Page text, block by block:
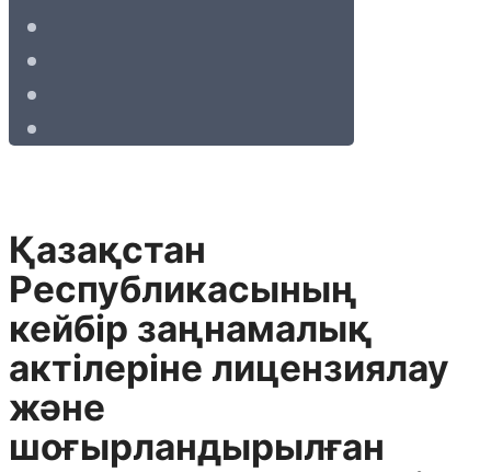
Қазақстан
Республикасының
кейбір заңнамалық
актілеріне лицензиялау
және
шоғырландырылған